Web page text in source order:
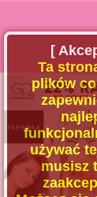
[
Ta
plików
używać
musisz